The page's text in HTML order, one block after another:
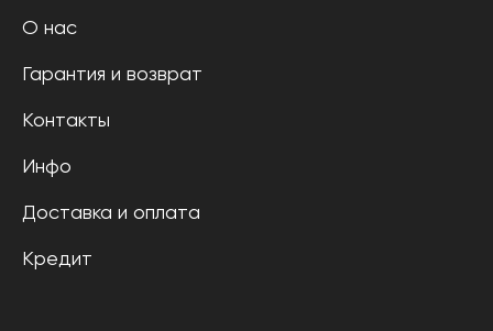
О нас
Гарантия и возврат
Контакты
Инфо
Доставка и оплата
Кредит